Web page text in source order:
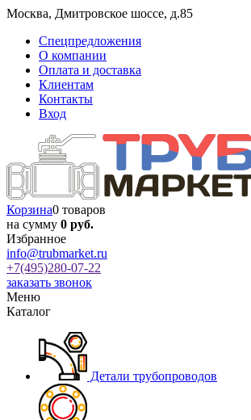
Москва, Дмитровское шоссе, д.85
Спецпредложения
О компании
Оплата и доставка
Клиентам
Контакты
Вход
Корзина0 товаров
на сумму 0 руб.
Избранное
info@trubmarket.ru
+7(495)280-07-22
заказать звонок
Меню
Каталог
Детали трубопроводов